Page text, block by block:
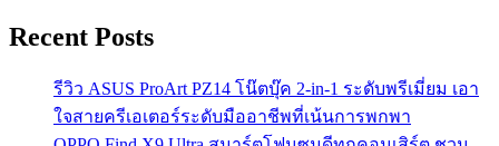
Recent Posts
รีวิว ASUS ProArt PZ14 โน๊ตบุ๊ค 2-in-1 ระดับพรีเมี่ยม เอา
ใจสายครีเอเตอร์ระดับมืออาชีพที่เน้นการพกพา